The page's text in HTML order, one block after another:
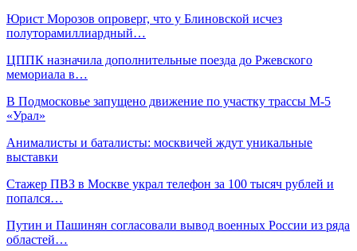
Юрист Морозов опроверг, что у Блиновской исчез
полуторамиллиардный…
ЦППК назначила дополнительные поезда до Ржевского
мемориала в…
В Подмосковье запущено движение по участку трассы М-5
«Урал»
Анималисты и баталисты: москвичей ждут уникальные
выставки
Стажер ПВЗ в Москве украл телефон за 100 тысяч рублей и
попался…
Путин и Пашинян согласовали вывод военных России из ряда
областей…